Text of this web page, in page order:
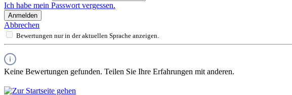
Ich habe mein Passwort vergessen.
Anmelden
Abbrechen
Bewertungen nur in der aktuellen Sprache anzeigen.
Keine Bewertungen gefunden. Teilen Sie Ihre Erfahrungen mit anderen.